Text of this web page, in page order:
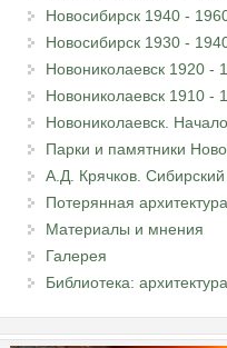
Новосибирск 1940 -
Новосибирск 1930 -
Новониколаевск 1920 -
Новониколаевск 1910 -
Новониколаевск. Начало
Парки и памятники
А.Д. Крячков. Сибирский
Потерянная
Материалы и мнения
Галерея
Библиотека: